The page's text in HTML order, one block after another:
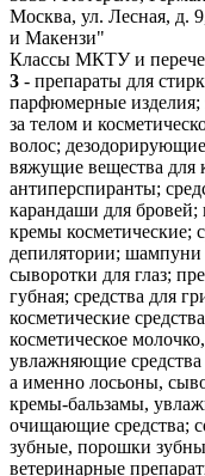
Москва, ул. Лесная, д.
и Макензи"
Классы МКТУ и
3 - препараты для
парфюмерные изделия;
за телом и
волос;
вяжущие вещества для
антиперспиранты;
карандаши для бровей;
кремы косметические;
депилятории;
сыворотки для глаз;
губная; средства для
косметические
косметическое
увлажняющие средства
а именно лосьоны,
кремы-бальзамы,
очищающие средства;
зубные, порошки
ветеринарные